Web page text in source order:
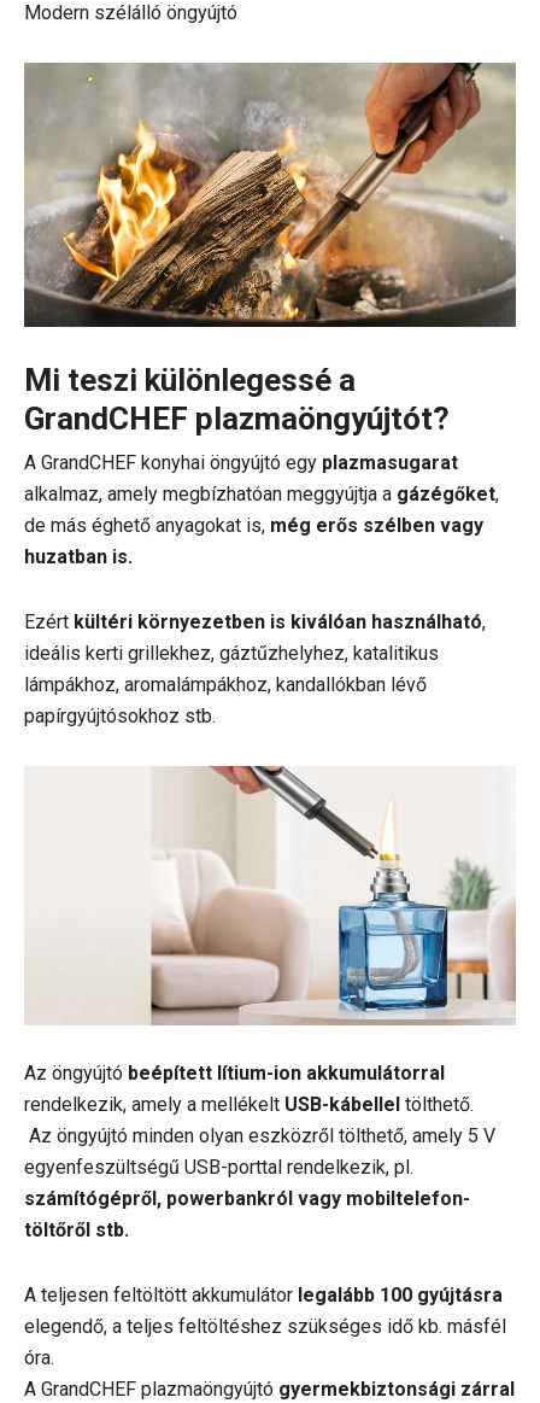
Modern szélálló öngyújtó
Mi teszi különlegessé a
GrandCHEF plazmaöngyújtót?
A GrandCHEF konyhai öngyújtó egy plazmasugarat
alkalmaz, amely megbízhatóan meggyújtja a gázégőket,
de más éghető anyagokat is, még erős szélben vagy
huzatban is.
Ezért kültéri környezetben is kiválóan használható,
ideális kerti grillekhez, gáztűzhelyhez, katalitikus
lámpákhoz, aromalámpákhoz, kandallókban lévő
papírgyújtósokhoz stb.
Az öngyújtó beépített lítium-ion akkumulátorral
rendelkezik, amely a mellékelt USB-kábellel tölthető.
Az öngyújtó minden olyan eszközről tölthető, amely 5 V
egyenfeszültségű USB-porttal rendelkezik, pl.
számítógépről, powerbankról vagy mobiltelefon-
töltőről stb.
A teljesen feltöltött akkumulátor legalább 100 gyújtásra
elegendő, a teljes feltöltéshez szükséges idő kb. másfél
óra.
A GrandCHEF plazmaöngyújtó gyermekbiztonsági zárral